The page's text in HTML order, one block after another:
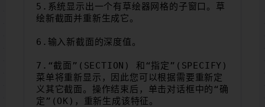
5.系统显示出一个有草绘器网格的子窗口。草
绘新截面并重新生成它。
6.输入新截面的深度值。
7.“截面”(SECTION) 和“指定”(SPECIFY)
菜单将重新显示，因此您可以根据需要重新定
义其它截面。操作结束后，单击对话框中的“确
定”(OK)，重新生成该特征。